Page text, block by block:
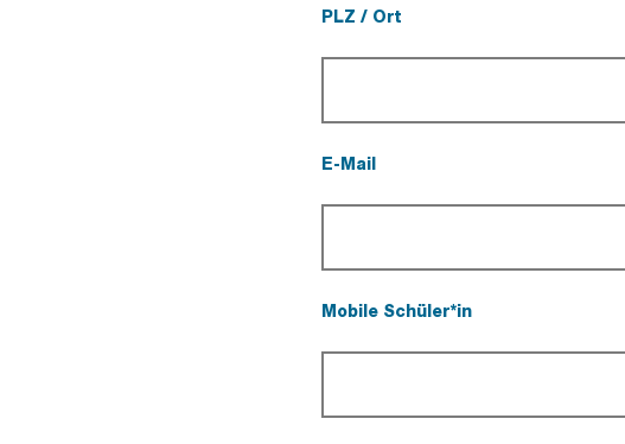
PLZ / Ort
E-Mail
Mobile Schüler*in